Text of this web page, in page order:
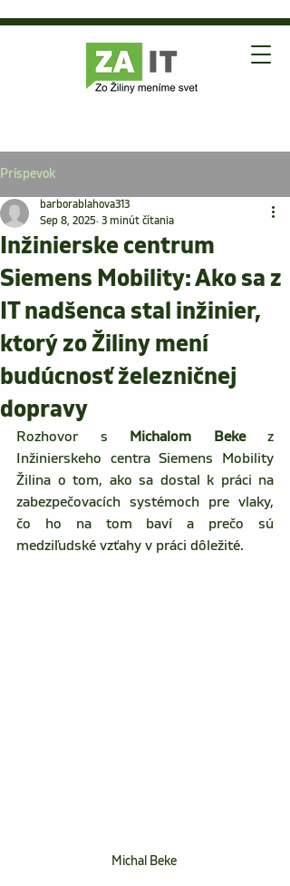
Príspevok
Inžinierske centrum
Siemens Mobility: Ako sa z
IT nadšenca stal inžinier,
ktorý zo Žiliny mení
budúcnosť železničnej
dopravy
barborablahova313
Sep 8, 2025 3 minút čítania
Rozhovor s Michalom Beke z
Inžinierskeho centra Siemens Mobility
Žilina o tom, ako sa dostal k práci na
zabezpečovacích systémoch pre vlaky,
čo ho na tom baví a prečo sú
medziľudské vzťahy v práci dôležité.
Michal Beke